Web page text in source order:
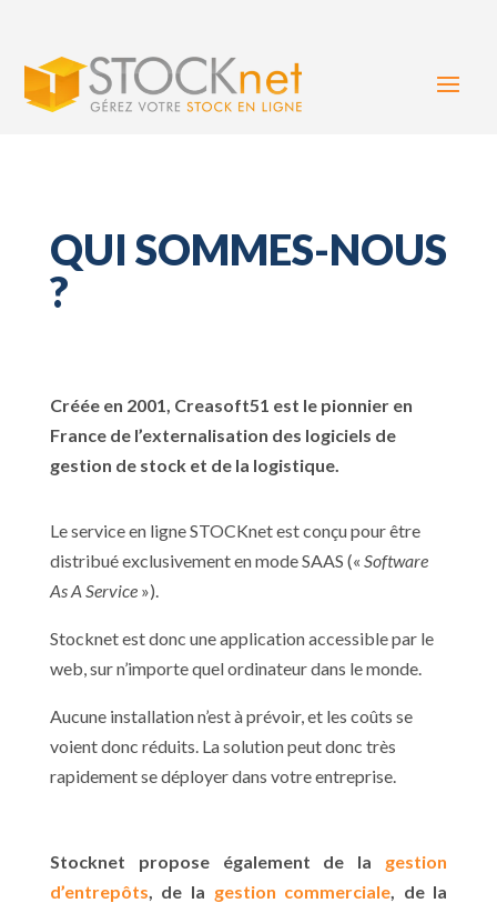
QUI SOMMES-NOUS
?
Créée en 2001, Creasoft51 est le pionnier en
France de l’externalisation des logiciels de
gestion de stock et de la logistique.
Le service en ligne STOCKnet est conçu pour être
distribué exclusivement en mode SAAS (« Software
As A Service »).
Stocknet est donc une application accessible par le
web, sur n’importe quel ordinateur dans le monde.
Aucune installation n’est à prévoir, et les coûts se
voient donc réduits. La solution peut donc très
rapidement se déployer dans votre entreprise.
Stocknet propose également de la gestion
d’entrepôts, de la gestion commerciale, de la